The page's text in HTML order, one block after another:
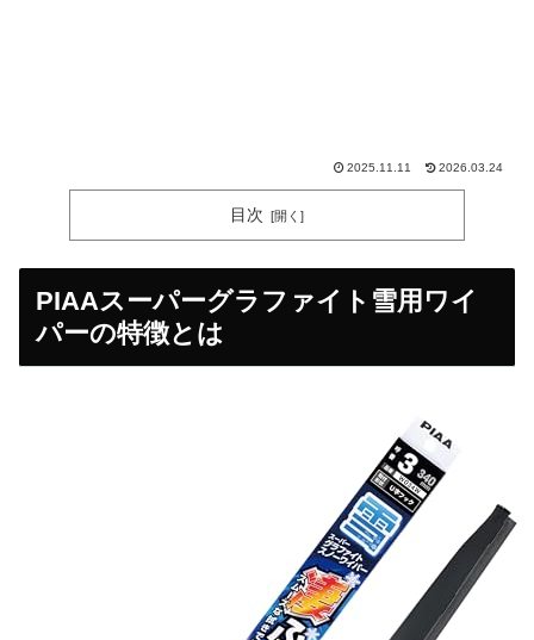
2025.11.11 2026.03.24
目次
PIAAスーパーグラファイト雪用ワイ
パーの特徴とは